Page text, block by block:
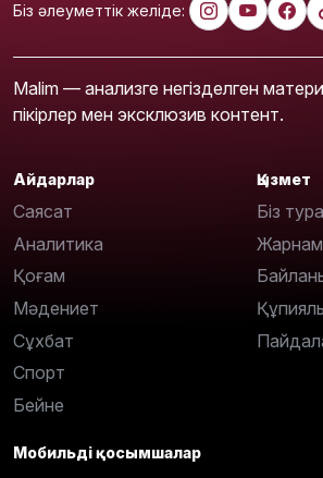
Біз әлеуметтік желіде:
Malim — анализге негізделген
пікірлер мен эксклюзив контент.
Айдарлар
Саясат
Аналитика
Қоғам
Мәдениет
Сұхбат
Спорт
Бейне
Қызмет
Біз
Мобильді қосымшалар